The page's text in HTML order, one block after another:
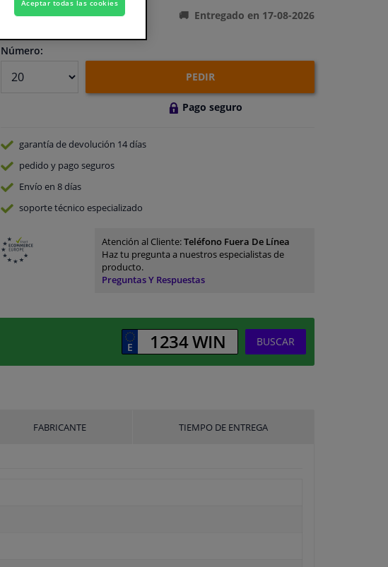
Entregado en 17-08-2026
Número:
PEDIR
Pago seguro
garantía de devolución 14 días
pedido y pago seguros
Envío en 8 días
soporte técnico especializado
Atención al Cliente:Teléfono Fuera De Línea
Haz tu pregunta a nuestros especialistas de
producto.
Preguntas Y Respuestas
BUSCAR
FABRICANTE TIEMPO DE ENTREGA
Aceptar todas las cookies